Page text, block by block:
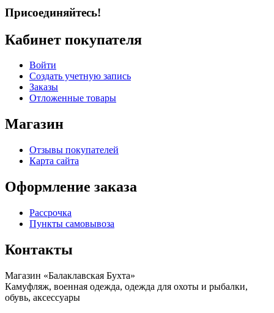
Присоединяйтесь!
Кабинет покупателя
Войти
Создать учетную запись
Заказы
Отложенные товары
Магазин
Отзывы покупателей
Карта сайта
Оформление заказа
Рассрочка
Пункты самовывоза
Контакты
Магазин «Балаклавская Бухта»
Камуфляж, военная одежда, одежда для охоты и рыбалки,
обувь, аксессуары